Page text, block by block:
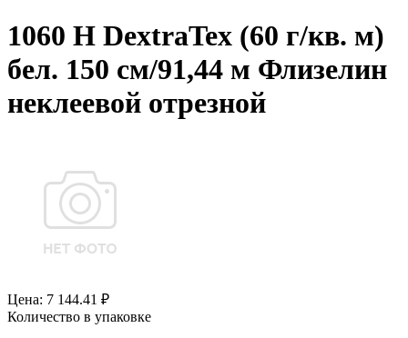
1060 H DextraTex (60 г/кв. м)
бел. 150 см/91,44 м Флизелин
неклеевой отрезной
Цена: 7 144.41 ₽
Количество в упаковке